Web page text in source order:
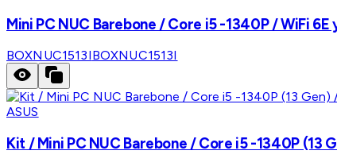
Mini PC NUC Barebone / Core i5 -1340P / WiFi
BOXNUC1513IBOXNUC1513I
ASUS
Kit / Mini PC NUC Barebone / Core i5 -1340P (13